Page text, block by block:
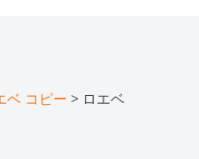
ベ コピー > ロエベ